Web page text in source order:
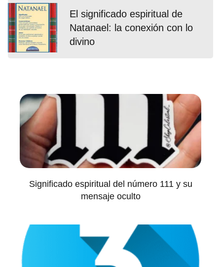
El significado espiritual de
Natanael: la conexión con lo
divino
Significado espiritual del número 111 y su
mensaje oculto